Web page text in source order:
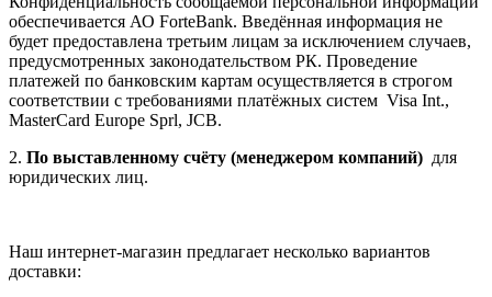
обеспечивается АО ForteBank. Введённая информация не
будет предоставлена третьим лицам за исключением случаев,
предусмотренных законодательством РК. Проведение
платежей по банковским картам осуществляется в строгом
соответствии с требованиями платёжных систем Visa Int.,
MasterCard Europe Sprl, JCB.
2. По выставленному счёту (менеджером компаний) для
юридических лиц.
Наш интернет-магазин предлагает несколько вариантов
доставки: